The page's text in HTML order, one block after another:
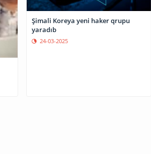
Şimali Koreya yeni haker qrupu
yaradıb
24-03-2025